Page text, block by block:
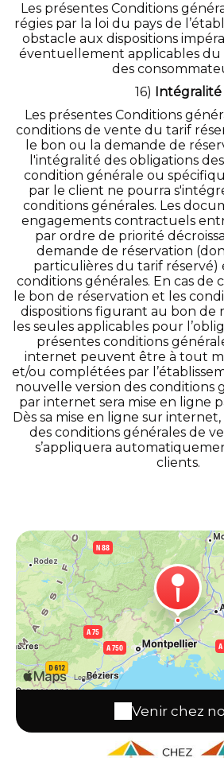
Les présentes Conditions
régies par la loi du pays de
obstacle aux dispositions
éventuellement applicables du
des
16) Intégralité
Les présentes Conditions
conditions de vente du tarif
le bon ou la demande de
l'intégralité des obligations
condition générale ou
par le client ne pourra
conditions générales. Les
engagements contractuels
par ordre de priorité
demande de réservation
particulières du tarif réservé)
conditions générales. En cas de
le bon de réservation et les
dispositions figurant au bon de
les seules applicables pour
présentes conditions
internet peuvent être à tout
et/ou complétées par
nouvelle version des conditions
par internet sera mise en ligne
Dès sa mise en ligne sur
des conditions générales de
s’appliquera
clients.
Venir chez